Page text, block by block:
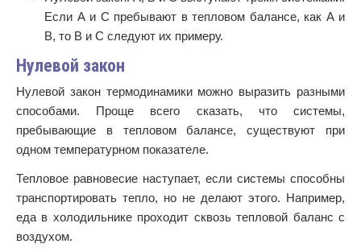
Если А и С пребывают в тепловом балансе, как А и
В, то В и С следуют их примеру.
Нулевой закон
Нулевой закон термодинамики можно выразить разными
способами. Проще всего сказать, что системы,
пребывающие в тепловом балансе, существуют при
одном температурном показателе.
Тепловое равновесие наступает, если системы способны
транспортировать тепло, но не делают этого. Например,
еда в холодильнике проходит сквозь тепловой баланс с
воздухом.